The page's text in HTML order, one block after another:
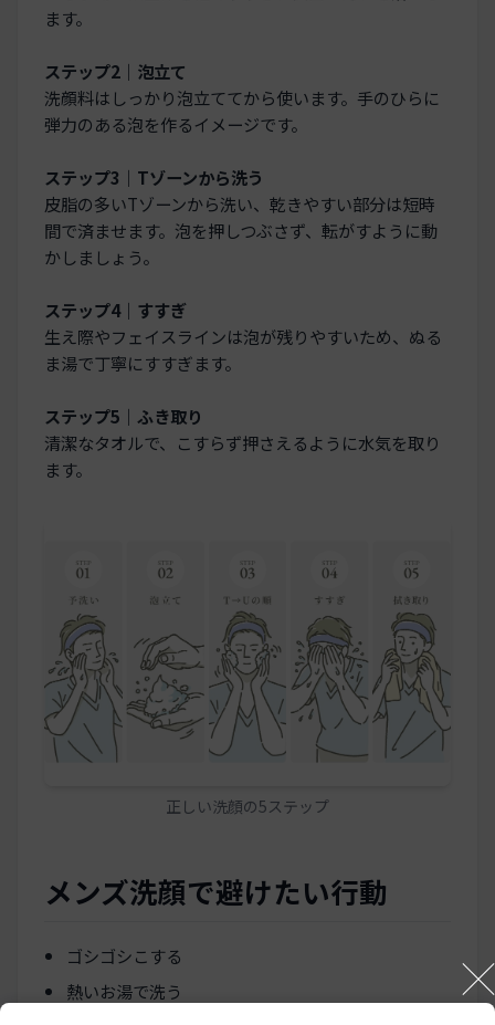
ます。
ステップ2｜泡立て
洗顔料はしっかり泡立ててから使います。手のひらに
弾力のある泡を作るイメージです。
ステップ3｜Tゾーンから洗う
皮脂の多いTゾーンから洗い、乾きやすい部分は短時
間で済ませます。泡を押しつぶさず、転がすように動
かしましょう。
ステップ4｜すすぎ
生え際やフェイスラインは泡が残りやすいため、ぬる
ま湯で丁寧にすすぎます。
ステップ5｜ふき取り
清潔なタオルで、こすらず押さえるように水気を取り
ます。
正しい洗顔の5ステップ
メンズ洗顔で避けたい行動
ゴシゴシこする
熱いお湯で洗う